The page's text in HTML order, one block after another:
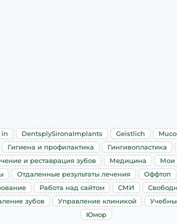
in DentsplySironaImplants Geistlich
Гигиена и профилактика Гингивопластика
и реставрация зубов Медицина Мои
Отдаленные результаты лечения Оффтоп
Работа над сайтом СМИ
зубов Управление клиникой
Юмор